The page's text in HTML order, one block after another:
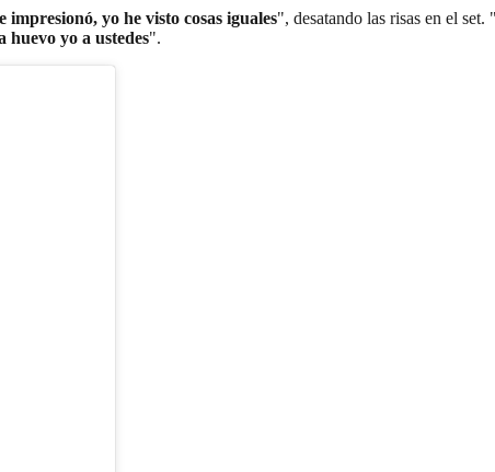
impresionó, yo he visto cosas iguales", desatando las risas en el set. "
huevo yo a ustedes".